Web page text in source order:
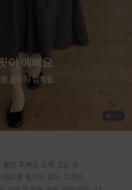
는 계절
프수트
5
출산 후에도 오래 입는 옷
래도록 질리지 않는 디자인